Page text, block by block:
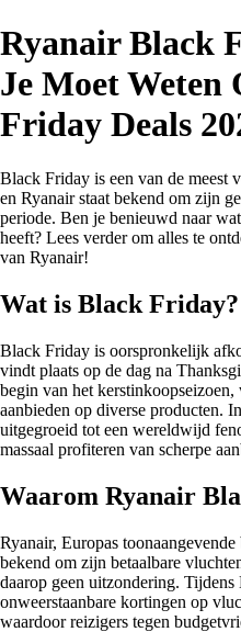
Ryanair Black
Je Moet Weten
Friday Deals
Black Friday is een van de meest
en Ryanair staat bekend om zijn
periode. Ben je benieuwd naar
heeft? Lees verder om alles te
van Ryanair!
Wat is Black Friday?
Black Friday is oorspronkelijk
vindt plaats op de dag na
begin van het
aanbieden op diverse producten.
uitgegroeid tot een wereldwijd
massaal profiteren van scherpe
Waarom Ryanair
Ryanair, Europas
bekend om zijn betaalbare
daarop geen uitzondering.
onweerstaanbare kortingen op
waardoor reizigers tegen